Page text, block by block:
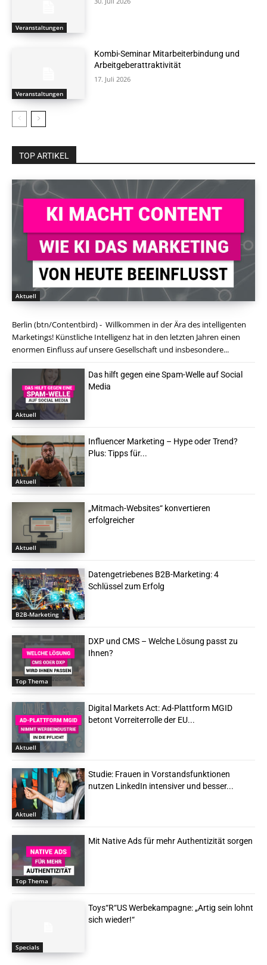
Veranstaltungen
Veranstaltungen
Kombi-Seminar Mitarbeiterbindung und
Arbeitgeberattraktivität
17. Juli 2026
TOP ARTIKEL
Aktuell
Berlin (btn/Contentbird) - Willkommen in der Ära des intelligenten
Marketings! Künstliche Intelligenz hat in den letzten Jahren einen
enormen Einfluss auf unsere Gesellschaft und insbesondere...
Aktuell
Das hilft gegen eine Spam-Welle auf Social
Media
Aktuell
Influencer Marketing – Hype oder Trend?
Plus: Tipps für...
Aktuell
„Mitmach-Websites“ konvertieren
erfolgreicher
B2B-Marketing
Datengetriebenes B2B-Marketing: 4
Schlüssel zum Erfolg
Top Thema
DXP und CMS – Welche Lösung passt zu
Ihnen?
Aktuell
Digital Markets Act: Ad-Plattform MGID
betont Vorreiterrolle der EU...
Aktuell
Studie: Frauen in Vorstandsfunktionen
nutzen LinkedIn intensiver und besser...
Top Thema
Mit Native Ads für mehr Authentizität sorgen
Specials
Toys“R“US Werbekampagne: „Artig sein lohnt
sich wieder!“